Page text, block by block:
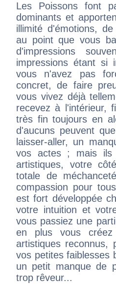
Les Poissons font
dominants et
illimité d'émotions,
au point que vous
d'impressions
impressions étant si
vous n'avez pas
concret, de faire
vous vivez déjà
recevez à l'intérieur,
très fin toujours en
d'aucuns peuvent
laisser-aller, un
vos actes ; mais ils
artistiques, votre
totale de
compassion pour
est fort développée
votre intuition et
vous passiez une
en plus vous
artistiques reconnus,
vos petites faiblesses
un petit manque de
trop rêveur...